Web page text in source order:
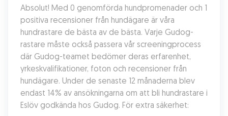
Absolut! Med 0 genomförda hundpromenader och 1
positiva recensioner från hundägare är våra
hundrastare de bästa av de bästa. Varje Gudog-
rastare måste också passera vår screeningprocess
där Gudog-teamet bedömer deras erfarenhet,
yrkeskvalifikationer, foton och recensioner från
hundägare. Under de senaste 12 månaderna blev
endast 14% av ansökningarna om att bli hundrastare i
Eslöv godkända hos Gudog. För extra säkerhet: